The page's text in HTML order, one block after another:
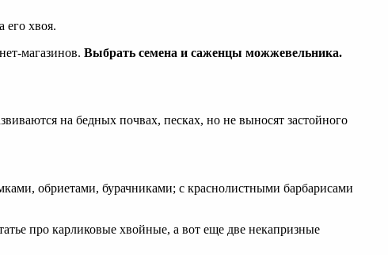
хвоя.
магазинов. Выбрать семена и саженцы можжевельника.
на бедных почвах, песках, но не выносят застойного
обриетами, бурачниками; с краснолистными барбарисами
про карликовые хвойные, а вот еще две некапризные